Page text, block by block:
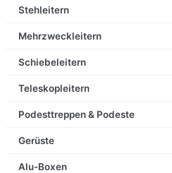
Stehleitern
Mehrzweckleitern
Schiebeleitern
Teleskopleitern
Podesttreppen & Podeste
Gerüste
Alu-Boxen